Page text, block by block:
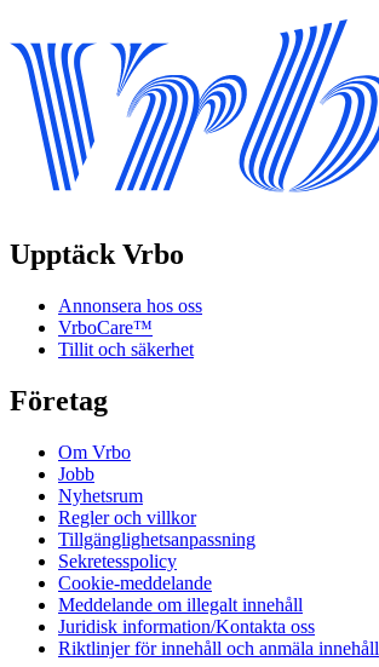
Upptäck Vrbo
Annonsera hos oss
VrboCare™
Tillit och säkerhet
Företag
Om Vrbo
Jobb
Nyhetsrum
Regler och villkor
Tillgänglighetsanpassning
Sekretesspolicy
Cookie-meddelande
Meddelande om illegalt innehåll
Juridisk information/Kontakta oss
Riktlinjer för innehåll och anmäla innehåll